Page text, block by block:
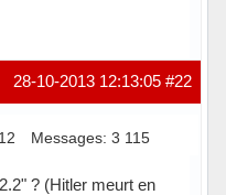
#22
28-10-2013 12:13:05
Messages: 3 115
? (Hitler meurt en